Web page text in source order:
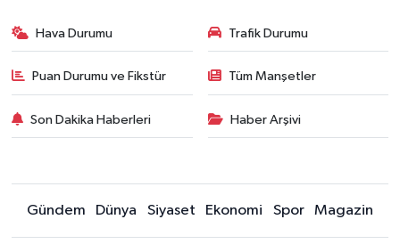
Hava Durumu Trafik Durumu
Puan Durumu ve Fikstür Tüm Manşetler
Son Dakika Haberleri Haber Arşivi
Gündem Dünya Siyaset Ekonomi Spor Magazin